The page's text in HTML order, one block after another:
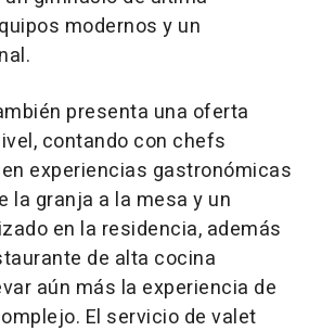
modernos y un
presenta una oferta
contando con chefs
experiencias gastronómicas
la granja a la mesa y un
en la residencia, además
de alta cocina
aún más la experiencia de
El servicio de valet